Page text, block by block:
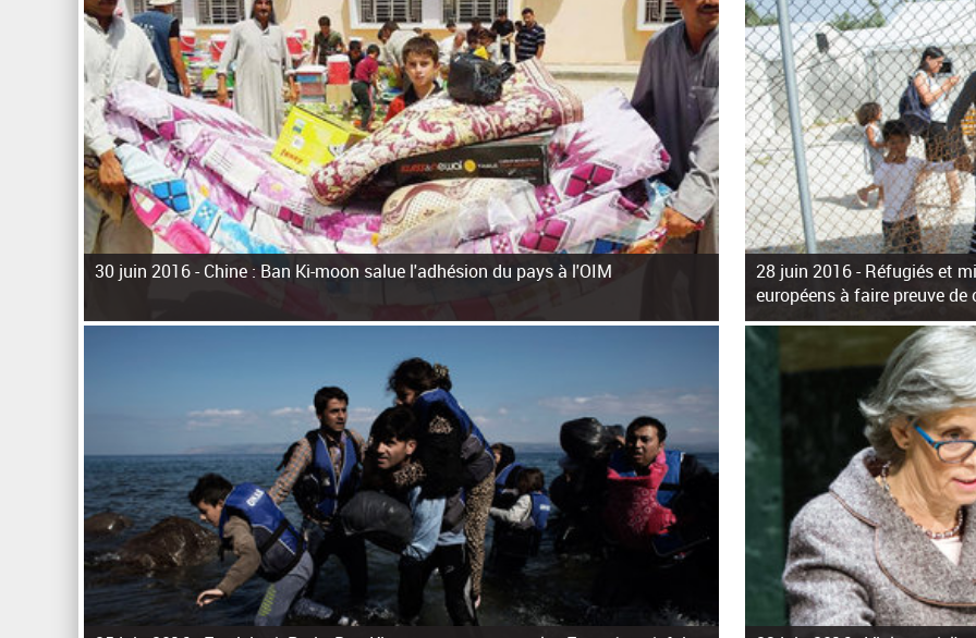
30 juin 2016 -Chine : Ban Ki-moon salue l'adhésion du pays à l'OIM 28 juin 2016 -Réfugiés et
européens à faire preuve
s